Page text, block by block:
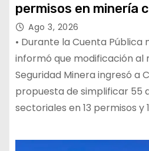
permisos en minería
agilizar inversiones
Ago 3, 2026
• Durante la Cuenta Pública
informó que modificación al
Seguridad Minera ingresó a
propuesta de simplificar 55
sectoriales en 13 permisos y